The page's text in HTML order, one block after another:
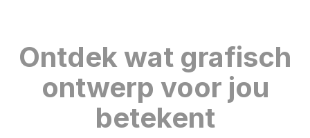
Ontdek wat grafisch
ontwerp voor jou
betekent